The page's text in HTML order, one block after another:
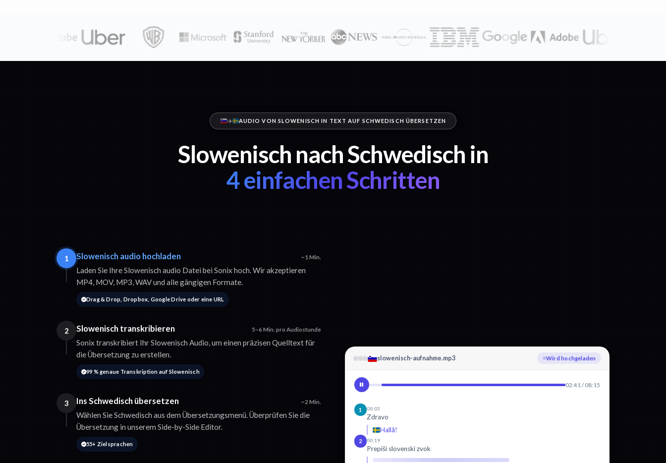
AUDIO VON SLOWENISCH IN TEXT AUF SCHWEDISCH ÜBERSETZEN
Slowenisch nach Schwedisch in
4 einfachen Schritten
1 Slowenisch audio hochladen ~1 Min.
Laden Sie Ihre Slowenisch audio Datei bei Sonix hoch. Wir akzeptieren
MP4, MOV, MP3, WAV und alle gängigen Formate.
Drag & Drop, Dropbox, Google Drive oder eine URL
2 Slowenisch transkribieren 5–6 Min. pro Audiostunde
Sonix transkribiert Ihr Slowenisch Audio, um einen präzisen Quelltext für
die Übersetzung zu erstellen.
99 % genaue Transkription auf Slowenisch
3 Ins Schwedisch übersetzen ~2 Min.
Wählen Sie Schwedisch aus dem Übersetzungsmenü. Überprüfen Sie die
Übersetzung in unserem Side-by-Side Editor.
55+ Zielsprachen
slowenisch-aufnahme.mp3 Slowenisch wird transkribiert
02:41 / 08:15
1 00:03
Zdravo
Hallå!
2 00:19
Prepiši slovenski zvok